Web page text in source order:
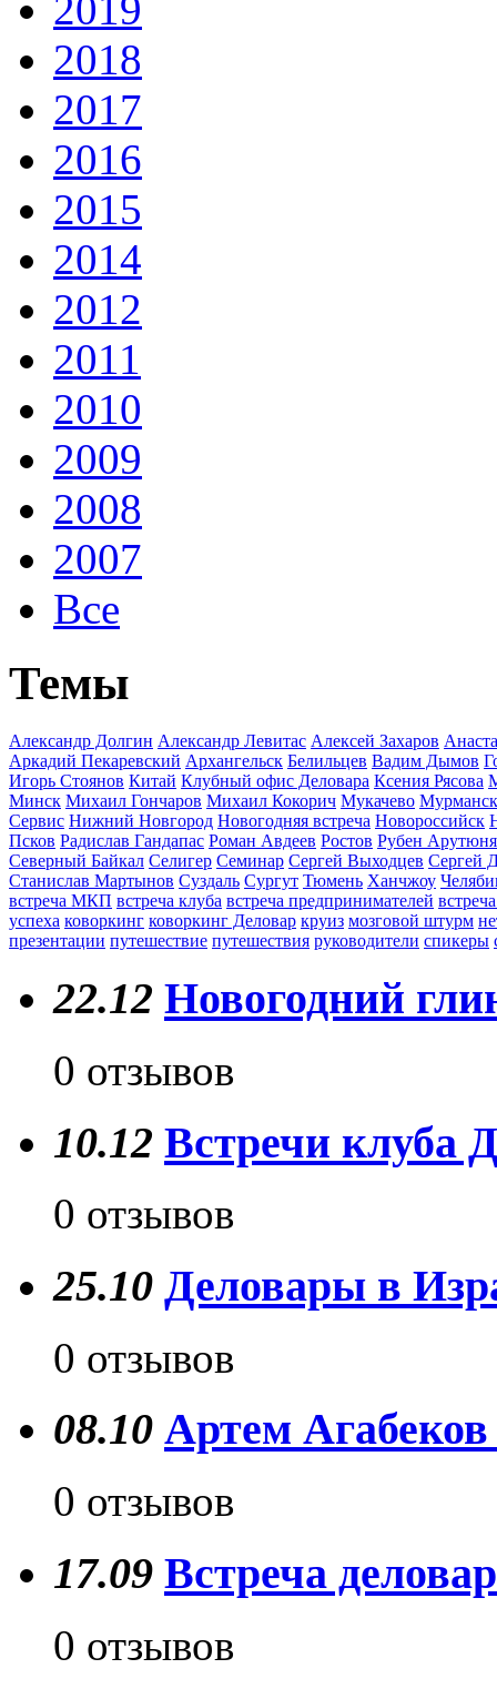
2018
2017
2016
2015
2014
2012
2011
2010
2009
2008
2007
Все
Темы
Александр Долгин Александр Левитас Алексей Захаров
Аркадий Пекаревский Архангельск Белильцев Вадим Дымов
Игорь Стоянов Китай Клубный офис Деловара Ксения Рясова
Минск Михаил Гончаров Михаил Кокорич Мукачево Мурманск
Сервис Нижний Новгород Новогодняя встреча Новороссийск
Псков Радислав Гандапас Роман Авдеев Ростов Рубен
Северный Байкал Селигер Семинар Сергей Выходцев Сергей
Станислав Мартынов Суздаль Сургут Тюмень Ханчжоу
встреча МКП встреча клуба встреча предпринимателей
успеха коворкинг коворкинг Деловар круиз мозговой штурм
презентации путешествие путешествия руководители спикеры
22.12 Новогодний
0 отзывов
10.12 Встречи клуба
0 отзывов
25.10 Деловары в
0 отзывов
08.10 Артем Агабеков
0 отзывов
17.09 Встреча
0 отзывов